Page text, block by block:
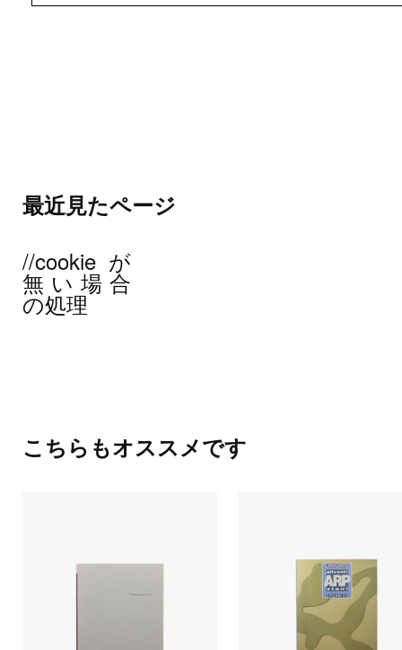
最近見たページ
//cookieが
無い場合
の処理
こちらもオススメです